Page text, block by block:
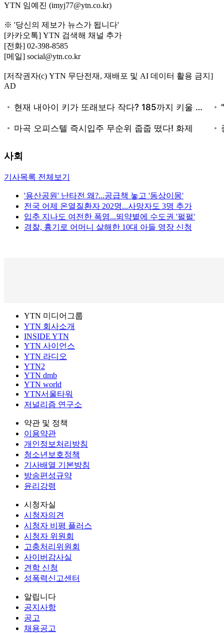
YTN 임예진 (imyj77@ytn.co.kr)
※ '당신의 제보가 뉴스가 됩니다'
[카카오톡] YTN 검색해 채널 추가
[전화] 02-398-8585
[메일] social@ytn.co.kr
[저작권자(c) YTN 무단전재, 재배포 및 AI 데이터 활용 금지]
AD
사회
기사목록 전체보기
'용산공원' 난타전 왜?...공급책 놓고 '동상이몽'
전국 어제 온열질환자 202명...사망자도 3명 추가
입추 지나도 여전한 폭염...뙤약볕에 수도권 '펄펄'
경찰, 흉기로 어머니 살해한 10대 아들 영장 신청
YTN 미디어그룹
YTN 회사소개
INSIDE YTN
YTN 사이언스
YTN 라디오
YTN2
YTN dmb
YTN world
YTN서울타워
저널리즘 연구소
약관 및 정책
이용약관
개인정보처리방침
청소년보호정책
기사배열 기본방침
방송편성규약
윤리강령
시청자실
시청자의견
시청자 비평 플러스
시청자 위원회
고충처리위원회
사이버감사실
견학 신청
성폭력신고센터
알립니다
공지사항
공고
채용공고